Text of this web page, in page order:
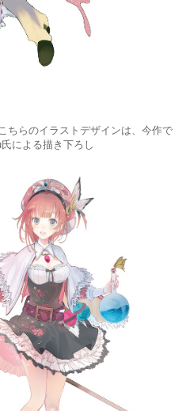
ちらのイラストデザインは、今作で
による描き下ろし